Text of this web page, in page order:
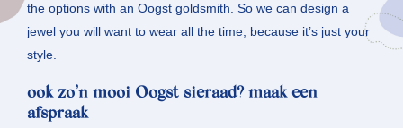
the options with an Oogst goldsmith. So we can design a
jewel you will want to wear all the time, because it’s just your
style.
ook zo’n mooi Oogst sieraad? maak een
afspraak